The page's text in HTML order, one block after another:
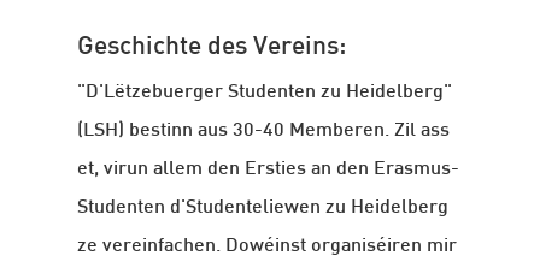
Geschichte des Vereins:
"D'Lëtzebuerger Studenten zu Heidelberg"
(LSH) bestinn aus 30-40 Memberen. Zil ass
et, virun allem den Ersties an den Erasmus-
Studenten d'Studenteliewen zu Heidelberg
ze vereinfachen. Dowéinst organiséiren mir